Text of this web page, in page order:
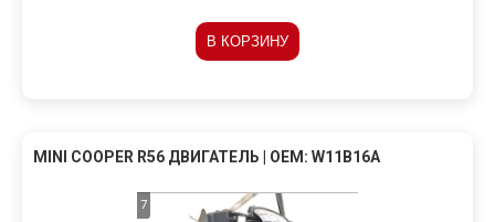
В КОРЗИНУ
MINI COOPER R56 ДВИГАТЕЛЬ | OEM: W11B16A
7